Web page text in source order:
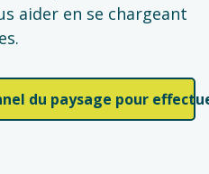
aider en se chargeant
du paysage pour